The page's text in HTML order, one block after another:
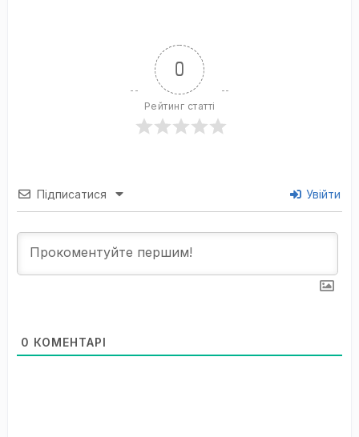
0
Рейтинг статті
Підписатися Увійти
0 КОМЕНТАРІ